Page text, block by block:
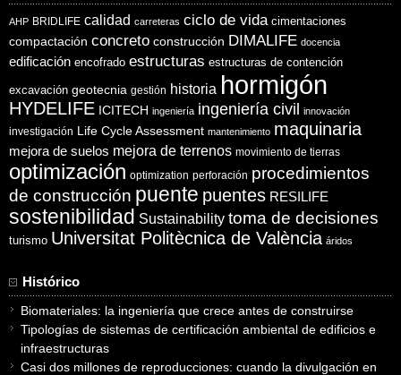
AHP BRIDLIFE calidad carreteras ciclo de vida cimentaciones
compactación concreto construcción DIMALIFE docencia
edificación encofrado estructuras estructuras de contención
excavación geotecnia gestión historia hormigón
HYDELIFE ICITECH ingeniería ingeniería civil innovación
investigación Life Cycle Assessment mantenimiento maquinaria
mejora de suelos mejora de terrenos movimiento de tierras
optimización optimization perforación procedimientos
de construcción puente puentes RESILIFE
sostenibilidad Sustainability toma de decisiones
turismo Universitat Politècnica de València áridos
Histórico
Biomateriales: la ingeniería que crece antes de construirse
Tipologías de sistemas de certificación ambiental de edificios e
infraestructuras
Casi dos millones de reproducciones: cuando la divulgación en